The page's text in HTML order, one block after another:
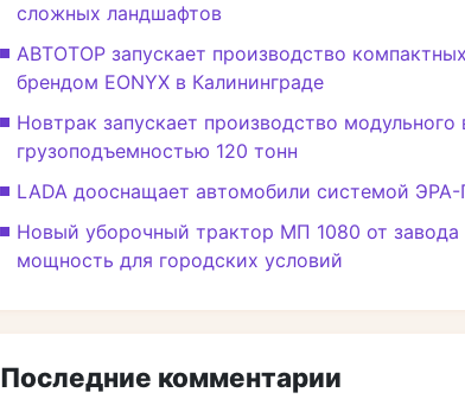
сложных ландшафтов
АВТОТОР запускает производство
брендом EONYX в Калининграде
Новтрак запускает производство
грузоподъемностью 120 тонн
LADA дооснащает автомобили системой
Новый уборочный трактор МП 1080 от завода
мощность для городских условий
Последние комментарии